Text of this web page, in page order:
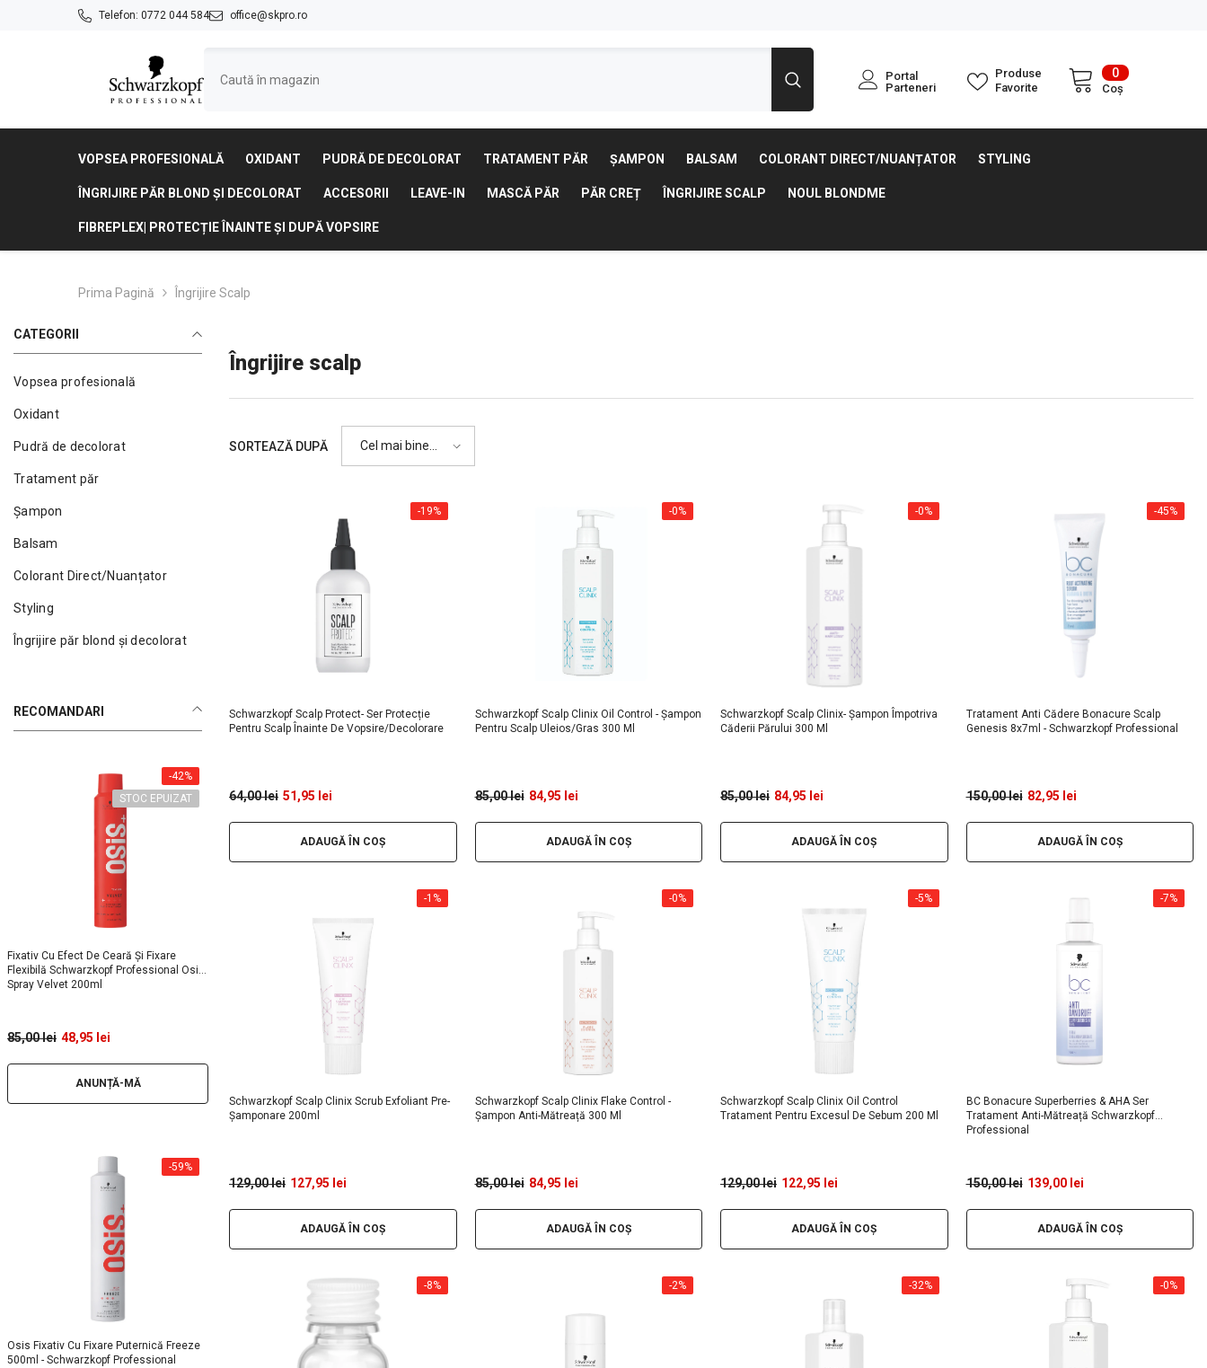
SARI LA CONȚINUT
Telefon: 0772 044 584 office@skpro.ro
00
articole
Coș
Produse
Favorite
Portal
Parteneri
VOPSEA PROFESIONALĂ OXIDANT PUDRĂ DE DECOLORAT TRATAMENT PĂR ȘAMPON BALSAM COLORANT DIRECT/NUANȚATOR STYLING
ÎNGRIJIRE PĂR BLOND ȘI DECOLORAT ACCESORII LEAVE-IN MASCĂ PĂR PĂR CREȚ ÎNGRIJIRE SCALP NOUL BLONDME
FIBREPLEX| PROTECȚIE ÎNAINTE ȘI DUPĂ VOPSIRE
Prima Pagină Îngrijire Scalp
CATEGORII
Vopsea profesională
Oxidant
Pudră de decolorat
Tratament păr
Șampon
Balsam
Colorant Direct/Nuanțator
Styling
Îngrijire păr blond și decolorat
RECOMANDARI
-42%
STOC EPUIZAT
Fixativ Cu Efect De Ceară Și Fixare
Flexibilă Schwarzkopf Professional Osis
Spray Velvet 200ml
85,00 lei 48,95 lei
ANUNȚĂ-MĂ
-59%
Osis Fixativ Cu Fixare Puternică Freeze
500ml - Schwarzkopf Professional
Îngrijire scalp
SORTEAZĂ DUPĂ
Cel mai bine
-19%
Schwarzkopf Scalp Protect- Ser Protecție
Pentru Scalp Înainte De Vopsire/decolorare
64,00 lei 51,95 lei
ADAUGĂ ÎN COȘ
-0%
Schwarzkopf Scalp Clinix Oil Control - Șampon
Pentru Scalp Uleios/gras 300 Ml
85,00 lei 84,95 lei
ADAUGĂ ÎN COȘ
-0%
Schwarzkopf Scalp Clinix- Șampon Împotriva
Căderii Părului 300 Ml
85,00 lei 84,95 lei
ADAUGĂ ÎN COȘ
-45%
Tratament Anti Cădere Bonacure Scalp
Genesis 8x7ml - Schwarzkopf Professional
150,00 lei 82,95 lei
ADAUGĂ ÎN COȘ
-1%
Schwarzkopf Scalp Clinix Scrub Exfoliant Pre-
Șamponare 200ml
129,00 lei 127,95 lei
ADAUGĂ ÎN COȘ
-0%
Schwarzkopf Scalp Clinix Flake Control -
Șampon Anti-Mătreață 300 Ml
85,00 lei 84,95 lei
ADAUGĂ ÎN COȘ
-5%
Schwarzkopf Scalp Clinix Oil Control
Tratament Pentru Excesul De Sebum 200 Ml
129,00 lei 122,95 lei
ADAUGĂ ÎN COȘ
-7%
BC Bonacure Superberries & AHA Ser
Tratament Anti-Mătreață Schwarzkopf
Professional
150,00 lei 139,00 lei
ADAUGĂ ÎN COȘ
-8% -2% -32% -0%